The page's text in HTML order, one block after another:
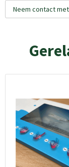
Neem contact